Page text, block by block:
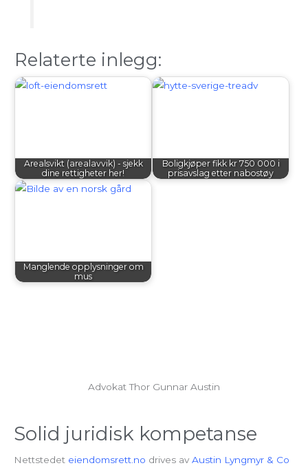
Relaterte inlegg:
Arealsvikt (arealavvik) - sjekk
dine rettigheter her!
Boligkjøper fikk kr 750 000 i
prisavslag etter nabostøy
Manglende opplysninger om
mus
Advokat Thor Gunnar Austin
Solid juridisk kompetanse
Nettstedet eiendomsrett.no drives av Austin Lyngmyr & Co